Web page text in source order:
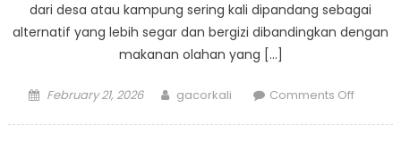
dari desa atau kampung sering kali dipandang sebagai
alternatif yang lebih segar dan bergizi dibandingkan dengan
makanan olahan yang […]
Posted
February 21, 2026 Author
gacorkali Comments Offon